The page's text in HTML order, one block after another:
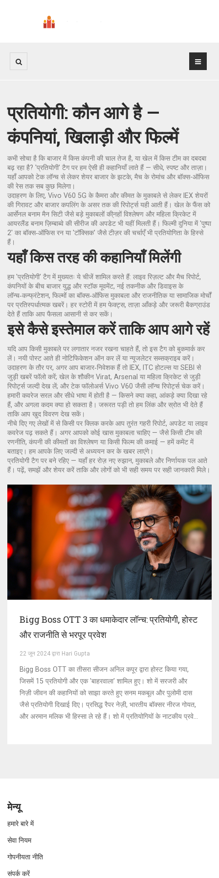
प्रतियोगी: कौन आगे है —
कंपनियां, खिलाड़ी और फिल्में
कभी सोचा है कि बाजार में किस कंपनी की चाल तेज है, या खेल में किस टीम का दबदबा
बढ़ रहा है? 'प्रतियोगी' टैग पर हम ऐसी ही कहानियाँ लाते हैं — सीधे, स्पष्ट और ताज़ा।
यहाँ आपको टेक लॉन्च से लेकर शेयर बाजार के झटके, मैच के रोमांच और बॉक्स-ऑफिस
की रेस तक सब कुछ मिलेगा।
उदाहरण के लिए, Vivo V60 5G के कैमरा और कीमत के मुकाबले से लेकर IEX शेयरों
की गिरावट और बाजार कपलिंग के असर तक की रिपोर्ट्स यही आती हैं। खेल के फैंस को
आर्सेनल बनाम मैन सिटी जैसे बड़े मुकाबलों की्नहों विश्लेषण और महिला क्रिकेट में
आयरलैंड बनाम ज़िम्बाब्वे की सीरीज की अपडेट भी यहीं मिलती हैं। फिल्मी दुनिया में 'पुष्पा
2' का बॉक्स‑ऑफिस रन या 'टॉक्सिक' जैसे टीज़र की चर्चाएँ भी प्रतियोगिता के हिस्से
हैं।
यहाँ किस तरह की कहानियाँ मिलेंगी
हम 'प्रतियोगी' टैग में मुख्यतः ये चीजें शामिल करते हैं: लाइव रिज़ल्ट और मैच रिपोर्ट,
कंपनियों के बीच बाजार युद्ध और स्टॉक मूवमेंट, नई तकनीक और डिवाइस के
लॉन्च‑कन्फ्रंटेशन, फिल्मों का बॉक्स‑ऑफिस मुकाबला और राजनीतिक या सामाजिक मोर्चों
पर प्रतिस्पर्धात्मक खबरें। हर स्टोरी में हम फेक्ट्स, ताज़ा आँकड़े और जरूरी बैकग्राउंड
देते हैं ताकि आप फैसला आसानी से कर सकें।
इसे कैसे इस्तेमाल करें ताकि आप आगे रहें
यदि आप किसी मुकाबले पर लगातार नजर रखना चाहते हैं, तो इस टैग को बुकमार्क कर
लें। नयी पोस्ट आते ही नोटिफिकेशन ऑन कर लें या न्यूजलेटर सब्सक्राइब करें।
उदाहरण के तौर पर, अगर आप बाजार‑निवेशक हैं तो IEX, ITC होटल्स या SEBI से
जुड़ी खबरें फॉलो करें; खेल के शौकीन Virat, Arsenal या महिला क्रिकेट से जुड़ी
रिपोर्ट्स जल्दी देख लें; और टेक फॉलोअर्स Vivo V60 जैसी लॉन्च रिपोर्ट्स चेक करें।
हमारी कवरेज सरल और सीधे भाषा में होती है — किसने क्या कहा, आंकड़े क्या दिखा रहे
हैं, और अगला कदम क्या हो सकता है। जरूरत पड़ी तो हम लिंक और स्रोत भी देते हैं
ताकि आप खुद विवरण देख सकें।
नीचे दिए गए लेखों में से किसी पर क्लिक करके आप तुरंत गहरी रिपोर्ट, अपडेट या लाइव
कवरेज पढ़ सकते हैं। अगर आपको कोई खास मुकाबला चाहिए — जैसे किसी टीम की
रणनीति, कंपनी की कीमतों का विश्लेषण या किसी फिल्म की कमाई — हमें कमेंट में
बताइए। हम आपके लिए जल्दी से अध्ययन कर के खबर लाएंगे।
प्रतियोगी टैग पर बने रहिए — यहाँ हर रोज़ नए रुझान, मुकाबले और निर्णायक पल आते
हैं। पढ़ें, समझें और शेयर करें ताकि और लोगों को भी सही समय पर सही जानकारी मिले।
Bigg Boss OTT 3 का धमाकेदार लॉन्च: प्रतियोगी, होस्ट
और राजनीति से भरपूर प्रवेश
22 जून 2024 द्वारा Hari Gupta
Bigg Boss OTT का तीसरा सीजन अनिल कपूर द्वारा होस्ट किया गया,
जिसमें 15 प्रतियोगी और एक 'बाहरवाला' शामिल हुए। शो में सरजरी और
निज़ी जीवन की कहानियों को साझा करते हुए सनम मकबूल और पुलोमी दास
जैसे प्रतियोगी दिखाई दिए। प्रसिद्ध रैपर नेज़ी, भारतीय बॉक्सर नीरज गोयत,
और अरमान मलिक भी हिस्सा ले रहे हैं। शो में प्रतियोगियों के नाटकीय प्रवेश
मेन्यू
हमारे बारे में
सेवा नियम
गोपनीयता नीति
संपर्क करें